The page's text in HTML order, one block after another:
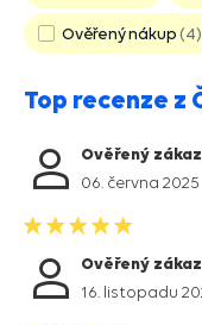
Ověřený nákup 4
Top recenze z
Ověřený
06. června 2025
Ověřený
16. listopadu